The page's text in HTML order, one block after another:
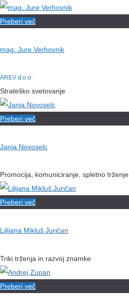
Preberi več
mag. Jure Verhovnik
AREV d.o.o.
Strateško svetovanje
Preberi več
Janja Novoselc
Promocija, komuniciranje, spletno trženje
Preberi več
Lilijana Mikluš Juričan
Triki trženja in razvoj znamke
Preberi več